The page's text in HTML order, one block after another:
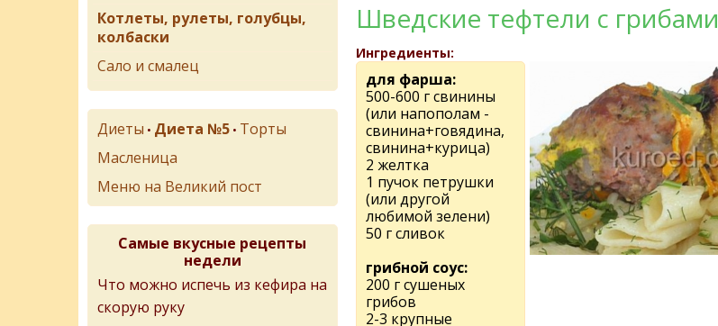
Шведские тефтели с грибами
Ингредиенты:
для фарша:
500-600 г свинины
(или напополам -
свинина+говядина,
свинина+курица)
2 желтка
1 пучок петрушки
(или другой
любимой зелени)
50 г сливок
грибной соус:
200 г сушеных
грибов
2-3 крупные
Котлеты, рулеты, голубцы,
колбаски
Сало и смалец
Диеты • Диета №5 • Торты
Масленица
Меню на Великий пост
Самые вкусные рецепты
недели
Что можно испечь из кефира на
скорую руку